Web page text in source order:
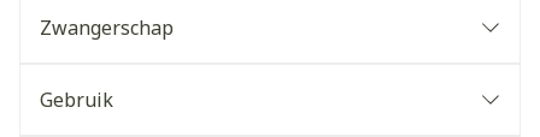
Zwangerschap
Gebruik